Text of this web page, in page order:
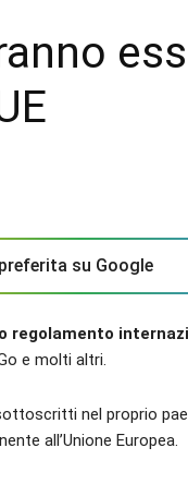
su Google
regolamento
e molti altri.
nel proprio
all’Unione Europea.